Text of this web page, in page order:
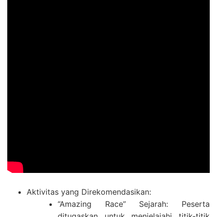
Aktivitas yang Direkomendasikan:
“Amazing Race” Sejarah: Peserta